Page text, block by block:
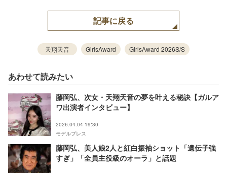
記事に戻る
天翔天音 GirlsAward GirlsAward 2026S/S
あわせて読みたい
藤岡弘、次女・天翔天音の夢を叶える秘訣【ガルア
ワ出演者インタビュー】
2026.04.04 19:30
モデルプレス
藤岡弘、美人娘2人と紅白振袖ショット「遺伝子強
すぎ」「全員主役級のオーラ」と話題